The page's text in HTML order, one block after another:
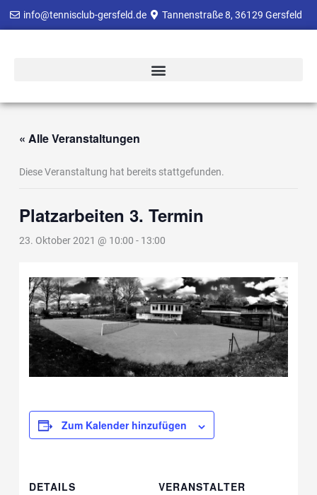
info@tennisclub-gersfeld.de Tannenstraße 8, 36129 Gersfeld
« Alle Veranstaltungen
Diese Veranstaltung hat bereits stattgefunden.
Platzarbeiten 3. Termin
23. Oktober 2021 @ 10:00 - 13:00
Zum Kalender hinzufügen
DETAILS
VERANSTALTER